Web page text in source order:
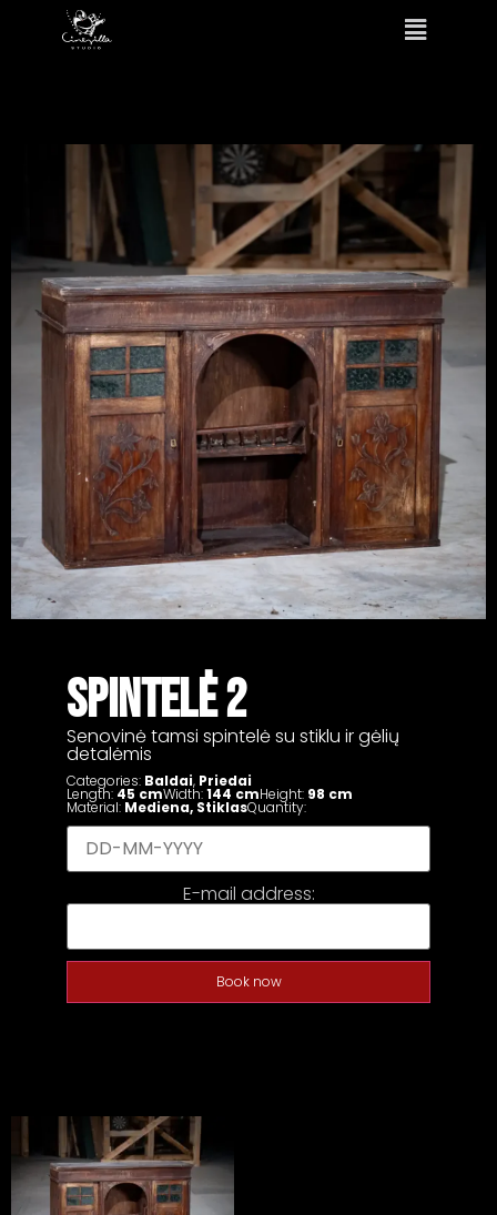
SPINTELĖ 2
Senovinė tamsi spintelė su stiklu ir gėlių
detalėmis
Categories: Baldai, Priedai
Length: 45 cmWidth:144 cmHeight: 98 cm
Material: Mediena, StiklasQuantity:
E-mail address:
Book now